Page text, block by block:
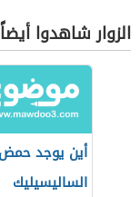
الزوار شاهدوا أيضاً
أين يوجد حمض
الساليسيليك